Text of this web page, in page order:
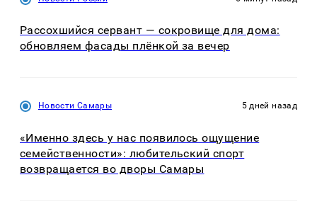
Рассохшийся сервант — сокровище для дома:
обновляем фасады плёнкой за вечер
Новости Самары 5 дней назад
«Именно здесь у нас появилось ощущение
семейственности»: любительский спорт
возвращается во дворы Самары